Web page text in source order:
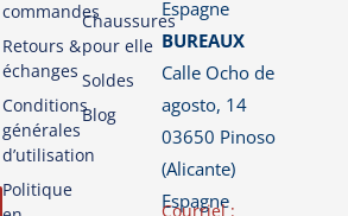
Chaussures
pour elle
Soldes
Blog
commandes
Retours &
échanges
Conditions
générales
d’utilisation
Politique
Espagne
BUREAUX
Calle Ocho de
agosto, 14
03650 Pinoso
(Alicante)
Espagne
Courriel :